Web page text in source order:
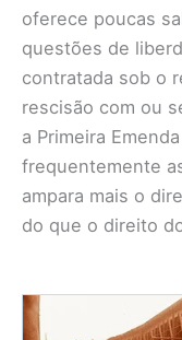
oferece poucas
questões de
contratada sob o
rescisão com ou
a Primeira
frequentemente
ampara mais o
do que o direito